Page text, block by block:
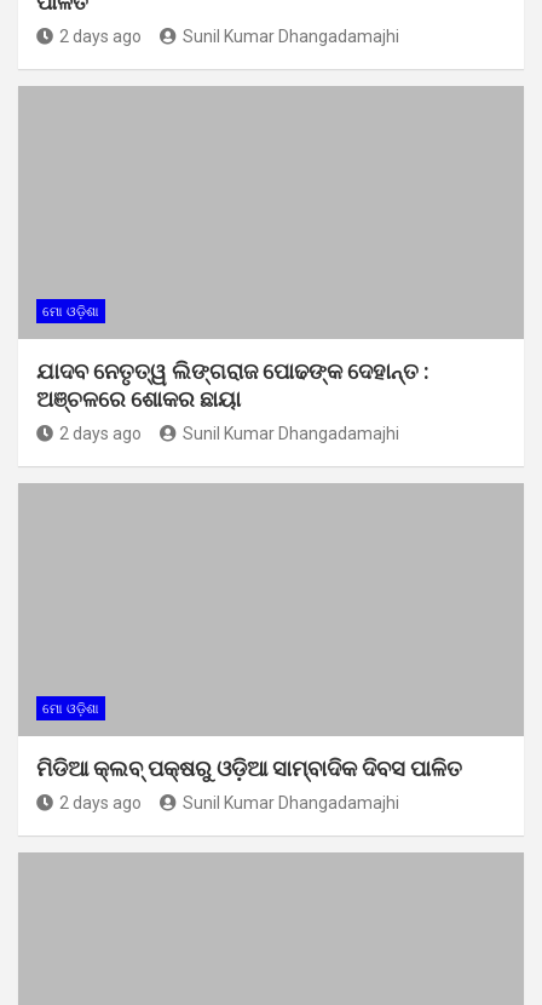
2 days ago Sunil Kumar Dhangadamajhi
ମୋ ଓଡ଼ିଶା
ଯାଦବ ନେତୃତ୍ୱ ଲିଙ୍ଗରାଜ ପୋଢଙ୍କ ଦେହାନ୍ତ :
ଅଞ୍ଚଳରେ ଶୋକର ଛାୟା
2 days ago Sunil Kumar Dhangadamajhi
ମୋ ଓଡ଼ିଶା
ମିଡିଆ କ୍ଲବ୍ ପକ୍ଷରୁ ଓଡ଼ିଆ ସାମ୍ବାଦିକ ଦିବସ ପାଳିତ
2 days ago Sunil Kumar Dhangadamajhi